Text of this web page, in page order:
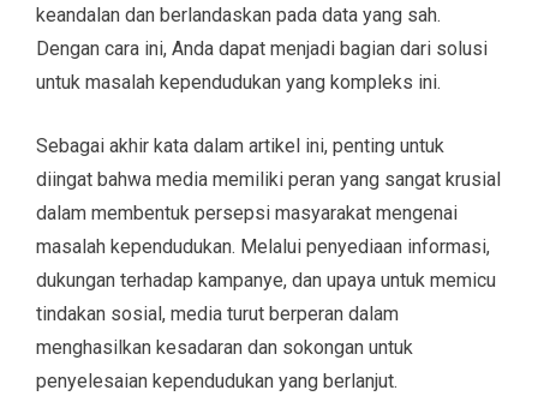
keandalan dan berlandaskan pada data yang sah.
Dengan cara ini, Anda dapat menjadi bagian dari solusi
untuk masalah kependudukan yang kompleks ini.
Sebagai akhir kata dalam artikel ini, penting untuk
diingat bahwa media memiliki peran yang sangat krusial
dalam membentuk persepsi masyarakat mengenai
masalah kependudukan. Melalui penyediaan informasi,
dukungan terhadap kampanye, dan upaya untuk memicu
tindakan sosial, media turut berperan dalam
menghasilkan kesadaran dan sokongan untuk
penyelesaian kependudukan yang berlanjut.